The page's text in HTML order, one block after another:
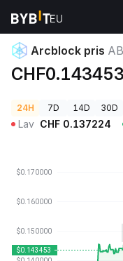
Kryptopriser
Arcblock pris
CHF0.143453
24H 7D 14D 30D
Lav CHF 0.137224